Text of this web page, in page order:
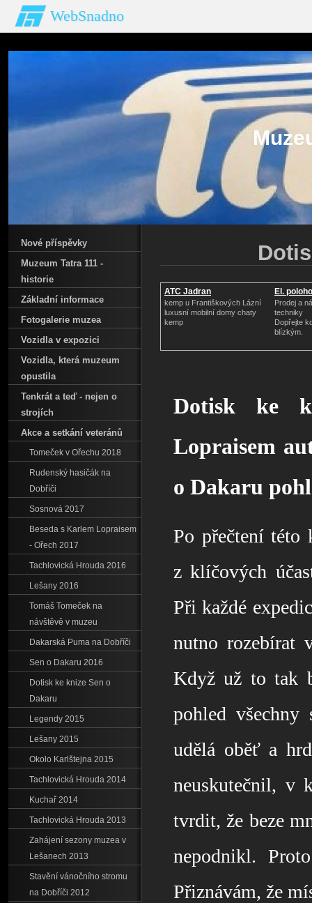
WebSnadno
ATC Jadran
kemp u Františkových Lázní
luxusní mobilní domy chaty
kemp
El.
Prodej a
techniky
Dopřejte
blízkým.
Dotisk ke
Lopraisem
o Dakaru
Po přečtení
z klíčových
Při každé
nutno rozebírat
Když už to tak
pohled všechny
udělá oběť a
neuskutečnil, v
tvrdit, že beze
nepodnikl.
Přiznávám, že
Nové příspěvky
Muzeum Tatra 111 -
historie
Základní informace
Fotogalerie muzea
Vozidla v expozici
Vozidla‚ která muzeum
opustila
Tenkrát a teď - nejen o
strojích
Akce a setkání veteránů
Tomeček v Ořechu 2018
Rudenský hasičák na
Dobříči
Sosnová 2017
Beseda s Karlem Lopraisem
- Ořech 2017
Tachlovická Hrouda 2016
Lešany 2016
Tomáš Tomeček na
návštěvě v muzeu
Dakarská Puma na Dobříči
Sen o Dakaru 2016
Dotisk ke knize Sen o
Dakaru
Legendy 2015
Lešany 2015
Okolo Karlštejna 2015
Tachlovická Hrouda 2014
Kuchař 2014
Tachlovická Hrouda 2013
Zahájení sezony muzea v
Lešanech 2013
Stavění vánočního stromu
na Dobříči 2012